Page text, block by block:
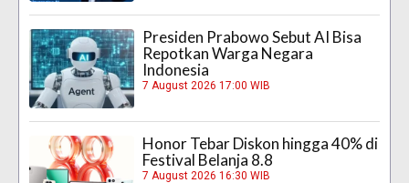
Presiden Prabowo Sebut AI Bisa
Repotkan Warga Negara
Indonesia
7 August 2026 17:00 WIB
Honor Tebar Diskon hingga 40% di
Festival Belanja 8.8
7 August 2026 16:30 WIB